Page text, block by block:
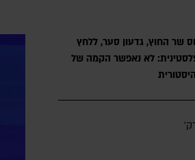
שר החוץ, גדעון סער, ללחץ
פלסטינית: לא נאפשר הקמה של